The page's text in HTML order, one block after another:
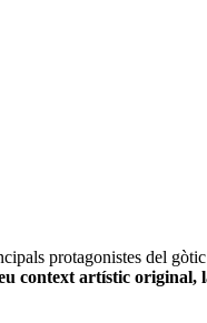
protagonistes del
context artístic